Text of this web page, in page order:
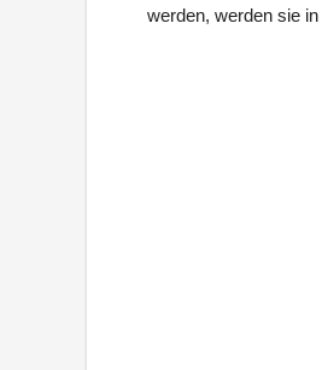
werden, werden sie